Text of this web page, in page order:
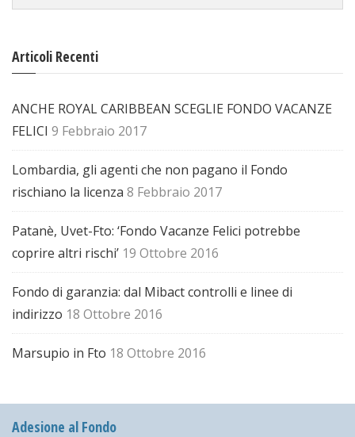
Articoli Recenti
ANCHE ROYAL CARIBBEAN SCEGLIE FONDO VACANZE
FELICI 9 Febbraio 2017
Lombardia, gli agenti che non pagano il Fondo
rischiano la licenza 8 Febbraio 2017
Patanè, Uvet-Fto: ‘Fondo Vacanze Felici potrebbe
coprire altri rischi’ 19 Ottobre 2016
Fondo di garanzia: dal Mibact controlli e linee di
indirizzo 18 Ottobre 2016
Marsupio in Fto 18 Ottobre 2016
Adesione al Fondo